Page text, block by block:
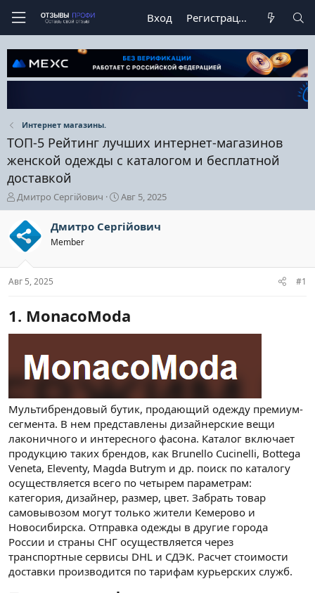
Вход Регистрация
Интернет магазины.
ТОП-5 Рейтинг лучших интернет-магазинов
женской одежды с каталогом и бесплатной
доставкой
А
в
т
о
р
е
м
Дмитро Сергійович
Д
а
т
а
ч
а
Авг 5, 2025
Дмитро Сергійович
Member
Авг 5, 2025 #1
1. MonacoModa​
Мультибрендовый бутик, продающий одежду премиум-
сегмента. В нем представлены дизайнерские вещи
лаконичного и интересного фасона. Каталог включает
продукцию таких брендов, как Brunello Cucinelli, Bottega
Veneta, Eleventy, Magda Butrym и др. поиск по каталогу
осуществляется всего по четырем параметрам:
категория, дизайнер, размер, цвет. Забрать товар
самовывозом могут только жители Кемерово и
Новосибирска. Отправка одежды в другие города
России и страны СНГ осуществляется через
транспортные сервисы DHL и СДЭК. Расчет стоимости
доставки производится по тарифам курьерских служб.